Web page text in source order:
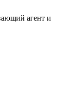
агент и